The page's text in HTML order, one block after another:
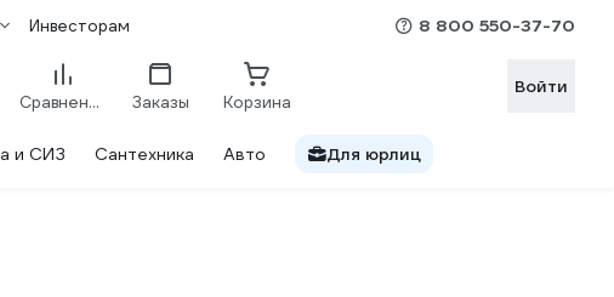
Инвесторам 8 800 550-37-70
Сравнение Заказы Корзина
Войти
и СИЗ Сантехника Авто Для юрлиц